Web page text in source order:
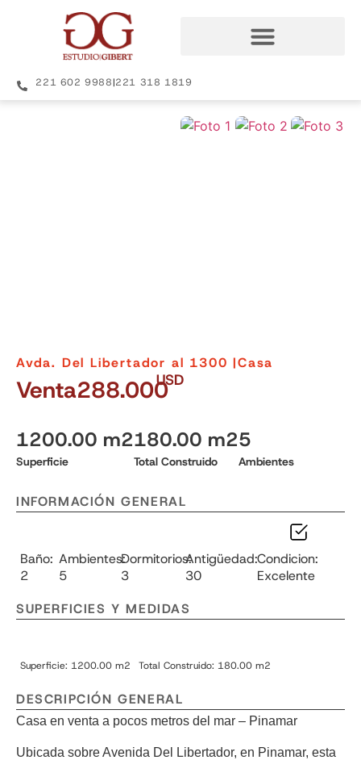
221 602 9988|221 318 1819
Avda. Del Libertador al 1300 |Casa
Venta288.000USD
1200.00 m2
Superficie
180.00 m2
Total Construido
5
Ambientes
INFORMACIÓN GENERAL
Baño:
2
Ambientes:
5
Dormitorios:
3
Antigüedad:
30
Condicion:
Excelente
SUPERFICIES Y MEDIDAS
Superficie: 1200.00 m2 Total Construido: 180.00 m2
DESCRIPCIÓN GENERAL
Casa en venta a pocos metros del mar – Pinamar
Ubicada sobre Avenida Del Libertador, en Pinamar, esta